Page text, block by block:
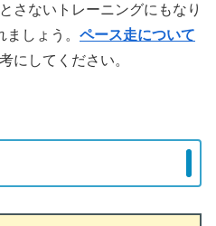
さないトレーニングにもなり
しょう。 ペース走について
にしてください。